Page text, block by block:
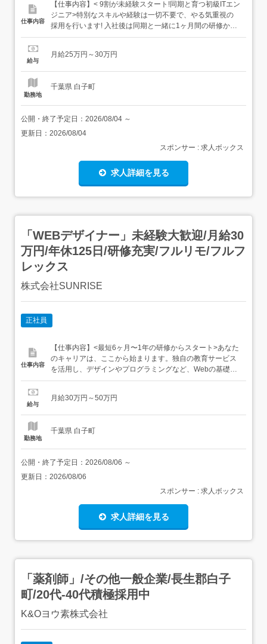
仕事内容
【仕事内容】< 9割が未経験スタート!同期と育つ初級ITエン
ジニア>特別なスキルや経験は一切不要で、やる気重視の
採用を行います! 入社後は同期と一緒に1ヶ月間の研修から
始められるので安心です。残業が非常に少なく、自分の生
お任せする基本的な仕事基礎スキルをしっかり磨いた後
給与
月給25万円～30万円
勤務地
千葉県 白子町
公開・終了予定日： 2026/08/04 ～
更新日： 2026/08/04
スポンサー : 求人ボックス
求人詳細を見る
「WEBデザイナー」未経験大歓迎/月給30
万円/年休125日/研修充実/フルリモ/フルフ
レックス
株式会社SUNRISE
正社員
仕事内容
【仕事内容】<最短6ヶ月〜1年の研修からスタート>あなた
のキャリアは、ここから始まります。独自の教育サービス
を活用し、デザインやプログラミングなど、Webの基礎か
ら丁寧に習得。「やってみたい」という想いを、確かなス
安や悩みにも一人ひとり寄り添いながらサポート。オンラ
給与
月給30万円～50万円
勤務地
千葉県 白子町
公開・終了予定日： 2026/08/06 ～
更新日： 2026/08/06
スポンサー : 求人ボックス
求人詳細を見る
「薬剤師」/その他一般企業/長生郡白子
町/20代-40代積極採用中
K&Oヨウ素株式会社